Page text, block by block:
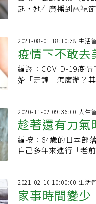
起，她在廣播到電視
2021-08-01 18:10:38 生活
疫情下不敢去
傳授：男女都
編譯：COVID-19疫
始「走鐘」怎麼辦？
2020-11-02 09:36:00 人生
趁著還有力氣
的極簡生活法
編按：64歲的日本部
自己多年來進行「老
2021-02-10 10:00:00 生活
家事時間變